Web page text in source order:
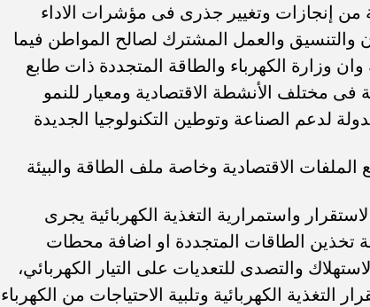
من إنجازات وتغيير جذرى فى مؤشرات الاداء
والتنسيق والعمل المشترك لصالح المواطن فيما
وزارة الكهرباء والطاقة المتجددة ذات طابع
فى مختلف الأنشطة الاقتصادية ومعيار للنمو
لدعم الصناعة وتوطين التكنولوجيا الجديدة
الاقتصادية وخاصة ملف الطاقة والبيئة
واستمرارية التغذية الكهربائية يجرى
تخذين الطاقات المتجددة او اضافة محطات
والتصدى للتعديات على التيار الكهربائي،
التغذية الكهربائية وتلبية الاحتياجات من الكهرباء